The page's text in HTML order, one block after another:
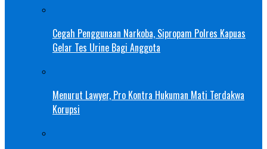
Cegah Penggunaan Narkoba, Sipropam Polres Kapuas
Gelar Tes Urine Bagi Anggota
Menurut Lawyer, Pro Kontra Hukuman Mati Terdakwa
Korupsi